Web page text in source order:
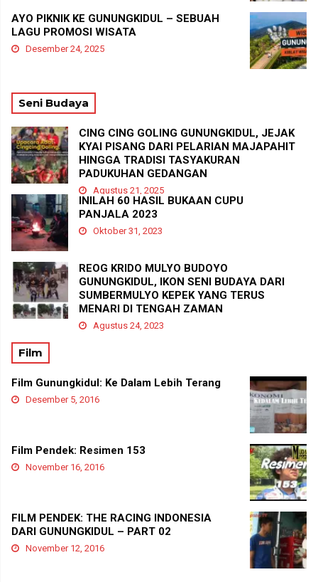
AYO PIKNIK KE GUNUNGKIDUL – SEBUAH
LAGU PROMOSI WISATA
Desember 24, 2025
Seni Budaya
CING CING GOLING GUNUNGKIDUL, JEJAK
KYAI PISANG DARI PELARIAN MAJAPAHIT
HINGGA TRADISI TASYAKURAN
PADUKUHAN GEDANGAN
Agustus 21, 2025
INILAH 60 HASIL BUKAAN CUPU
PANJALA 2023
Oktober 31, 2023
REOG KRIDO MULYO BUDOYO
GUNUNGKIDUL, IKON SENI BUDAYA DARI
SUMBERMULYO KEPEK YANG TERUS
MENARI DI TENGAH ZAMAN
Agustus 24, 2023
Film
Film Gunungkidul: Ke Dalam Lebih Terang
Desember 5, 2016
Film Pendek: Resimen 153
November 16, 2016
FILM PENDEK: THE RACING INDONESIA
DARI GUNUNGKIDUL – PART 02
November 12, 2016